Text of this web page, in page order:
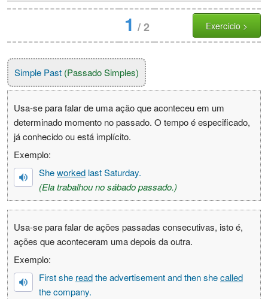
1 /2 Exercício >
Simple Past (Passado Simples)
Usa-se para falar de uma ação que aconteceu em um
determinado momento no passado. O tempo é especificado,
já conhecido ou está implícito.
Exemplo:
Sheworked last Saturday.
(Ela trabalhou no sábado passado.)
Usa-se para falar de ações passadas consecutivas, isto é,
ações que aconteceram uma depois da outra.
Exemplo:
First she readthe advertisement and then shecalled
the company.